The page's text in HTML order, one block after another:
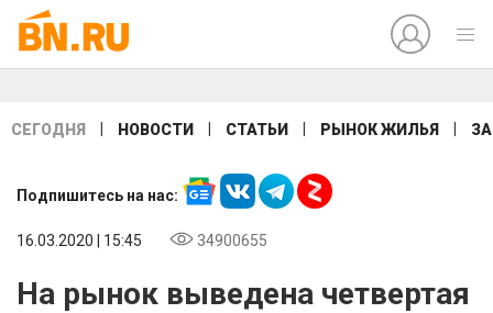
СЕГОДНЯ НОВОСТИ СТАТЬИ РЫНОК ЖИЛЬЯ
Подпишитесь на нас:
16.03.2020 | 15:45 34900655
На рынок выведена четвертая